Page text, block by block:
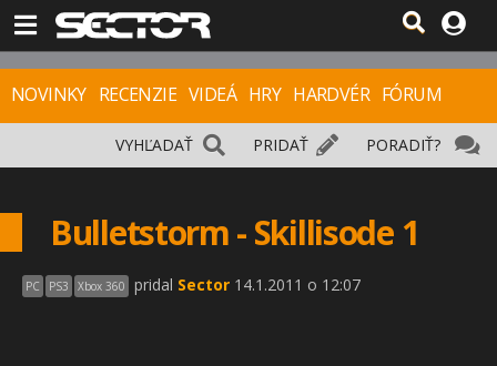
NOVINKY RECENZIE VIDEÁ HRY HARDVÉR FÓRUM
PORADIŤ?
PRIDAŤ
VYHĽADAŤ
Bulletstorm - Skillisode 1
PC PS3 Xbox 360 pridal Sector 14.1.2011 o 12:07